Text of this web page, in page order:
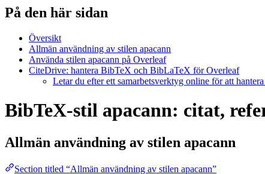
På den här sidan
Översikt
Allmän användning av stilen apacann
Använda stilen apacann på Overleaf
CiteDrive: hantera BibTeX och BibLaTeX för Overleaf
Letar du efter ett samarbetsverktyg online för att
BibTeX-stil apacann: citat,
Allmän användning av stilen apacann
Section titled “Allmän användning av stilen apacann”